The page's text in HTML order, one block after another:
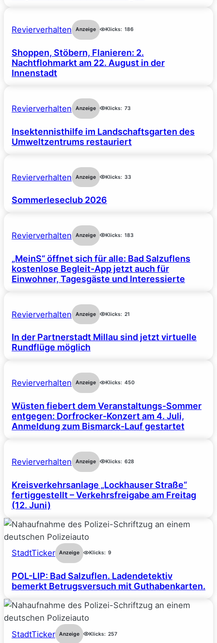
Revierverhalten Anzeige Klicks: 186
Shoppen, Stöbern, Flanieren: 2.
Nachtflohmarkt am 22. August in der
Innenstadt
Revierverhalten Anzeige Klicks: 73
Insektennisthilfe im Landschaftsgarten des
Umweltzentrums restauriert
Revierverhalten Anzeige Klicks: 33
Sommerleseclub 2026
Revierverhalten Anzeige Klicks: 183
„MeinS“ öffnet sich für alle: Bad Salzuflens
kostenlose Begleit-App jetzt auch für
Einwohner, Tagesgäste und Interessierte
Revierverhalten Anzeige Klicks: 21
In der Partnerstadt Millau sind jetzt virtuelle
Rundflüge möglich
Revierverhalten Anzeige Klicks: 450
Wüsten fiebert dem Veranstaltungs-Sommer
entgegen: Dorfrocker-Konzert am 4. Juli,
Anmeldung zum Bismarck-Lauf gestartet
Revierverhalten Anzeige Klicks: 628
Kreisverkehrsanlage „Lockhauser Straße“
fertiggestellt – Verkehrsfreigabe am Freitag
(12. Juni)
StadtTicker Anzeige Klicks: 9
POL-LIP: Bad Salzuflen. Ladendetektiv
bemerkt Betrugsversuch mit Guthabenkarten.
StadtTicker Anzeige Klicks: 257